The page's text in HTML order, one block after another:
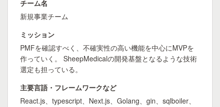
チーム名
新規事業チーム
ミッション
PMFを確認すべく、不確実性の高い機能を中心にMVPを
作っていく。 SheepMedicalの開発基盤となるような技術
選定も担っている。
主要言語・フレームワークなど
React.js、typescript、Next.js、Golang、gin、sqlboiler、